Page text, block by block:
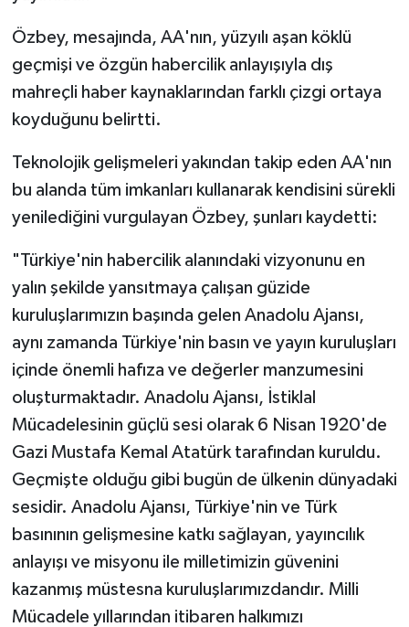
Özbey, mesajında, AA'nın, yüzyılı aşan köklü
geçmişi ve özgün habercilik anlayışıyla dış
mahreçli haber kaynaklarından farklı çizgi ortaya
koyduğunu belirtti.
Teknolojik gelişmeleri yakından takip eden AA'nın
bu alanda tüm imkanları kullanarak kendisini sürekli
yenilediğini vurgulayan Özbey, şunları kaydetti:
"Türkiye'nin habercilik alanındaki vizyonunu en
yalın şekilde yansıtmaya çalışan güzide
kuruluşlarımızın başında gelen Anadolu Ajansı,
aynı zamanda Türkiye'nin basın ve yayın kuruluşları
içinde önemli hafıza ve değerler manzumesini
oluşturmaktadır. Anadolu Ajansı, İstiklal
Mücadelesinin güçlü sesi olarak 6 Nisan 1920'de
Gazi Mustafa Kemal Atatürk tarafından kuruldu.
Geçmişte olduğu gibi bugün de ülkenin dünyadaki
sesidir. Anadolu Ajansı, Türkiye'nin ve Türk
basınının gelişmesine katkı sağlayan, yayıncılık
anlayışı ve misyonu ile milletimizin güvenini
kazanmış müstesna kuruluşlarımızdandır. Milli
Mücadele yıllarından itibaren halkımızı
SİYASET
SPOR
YAŞAM